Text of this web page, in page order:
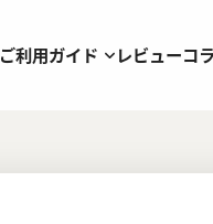
ご利用ガイド レビューコ